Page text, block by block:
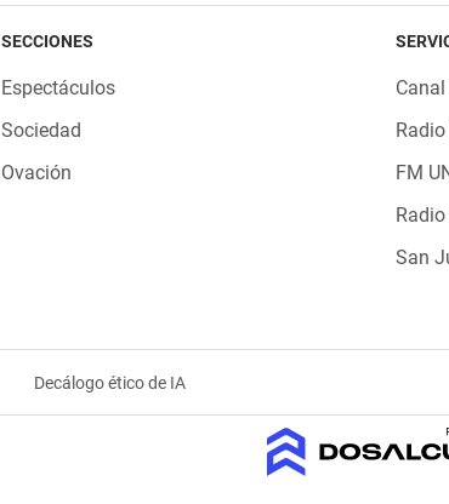
SECCIONES
Espectáculos
Sociedad
Ovación
FM
San
Decálogo ético de IA